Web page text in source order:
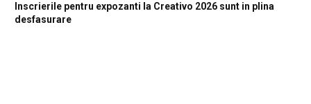
Inscrierile pentru expozanti la Creativo 2026 sunt in plina
desfasurare